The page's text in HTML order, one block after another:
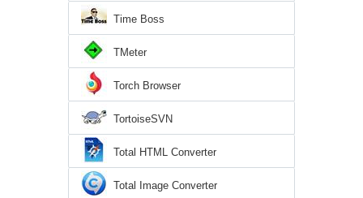
Time Boss
TMeter
Torch Browser
TortoiseSVN
Total HTML Converter
Total Image Converter